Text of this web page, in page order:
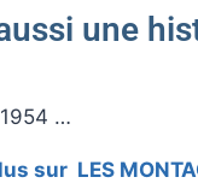
une
…
sur LES